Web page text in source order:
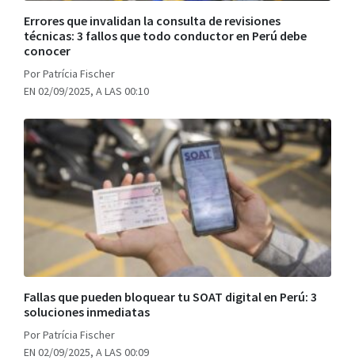
Errores que invalidan la consulta de revisiones
técnicas: 3 fallos que todo conductor en Perú debe
conocer
Por Patrícia Fischer
EN 02/09/2025, A LAS 00:10
Fallas que pueden bloquear tu SOAT digital en Perú: 3
soluciones inmediatas
Por Patrícia Fischer
EN 02/09/2025, A LAS 00:09